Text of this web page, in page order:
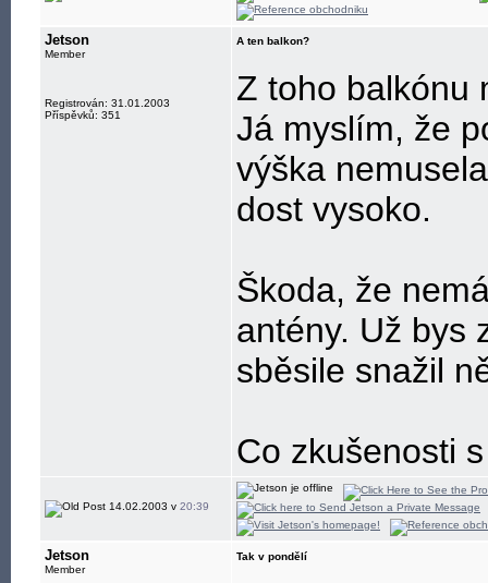
Jetson
Member
Registrován: 31.01.2003
Příspěvků: 351
A ten balkon?
Z toho balkónu
Já myslím, že
výška
dost vysoko.
Škoda, že
antény. Už bys
sběsile snažil
Co zkušenosti
14.02.2003 v 20:39
Jetson
Member
Tak v pondělí